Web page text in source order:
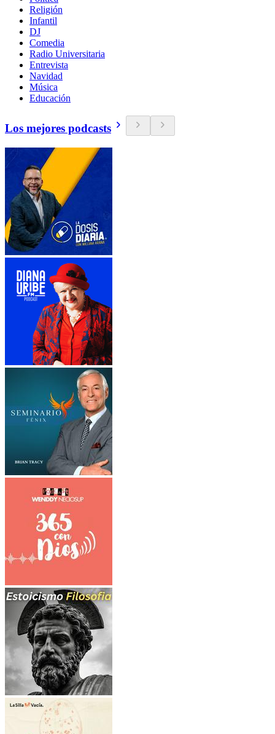
Religión
Infantil
DJ
Comedia
Radio Universitaria
Entrevista
Navidad
Música
Educación
Los mejores podcasts